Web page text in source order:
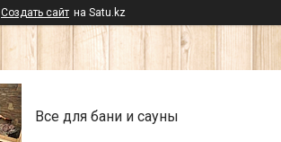
Создать сайт на Satu.kz
Все для бани и сауны